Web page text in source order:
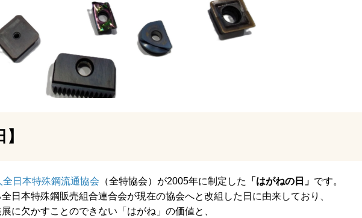
日本特殊鋼流通協会 （全特協会）が2005年に制定した 「はがねの日」 です。
日本特殊鋼販売組合連合会が現在の協会へと改組した日に由来しており、
に欠かすことのできない「はがね」の価値と、